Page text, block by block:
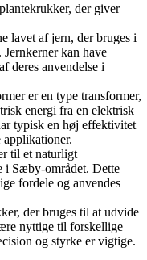
der giver
lavet af jern, der bruges i
kan have
deres anvendelse i
er en type transformer,
energi fra en elektrisk
typisk en høj effektivitet
til et naturligt
i Sæby-området. Dette
fordele og anvendes
der bruges til at udvide
nyttige til forskellige
og styrke er vigtige.